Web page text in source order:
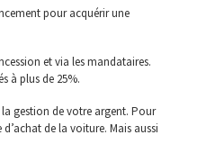
pour acquérir une
et via les mandataires.
à plus de 25%.
gestion de votre argent. Pour
de la voiture. Mais aussi